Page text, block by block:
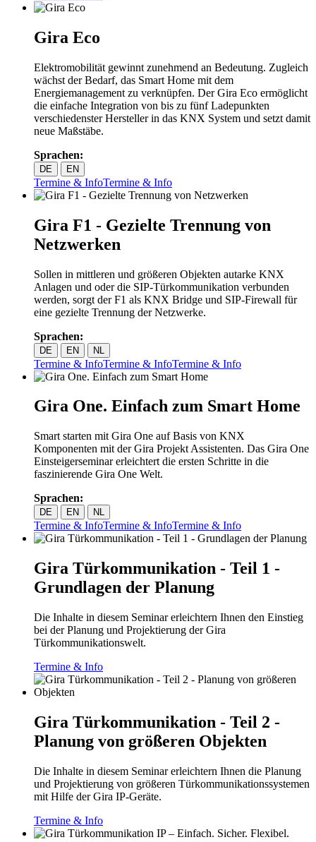
Gira Eco
Elektromobilität gewinnt zunehmend an Bedeutung. Zugleich
wächst der Bedarf, das Smart Home mit dem
Energiemanagement zu verknüpfen. Der Gira Eco ermöglicht
die einfache Integration von bis zu fünf Ladepunkten
verschiedenster Hersteller in das KNX System und setzt damit
neue Maßstäbe.
Sprachen:
DE EN
Termine & InfoTermine & Info
Gira F1 - Gezielte Trennung von
Netzwerken
Sollen in mittleren und größeren Objekten autarke KNX
Anlagen und oder die SIP-Türkommunikation verbunden
werden, sorgt der F1 als KNX Bridge und SIP-Firewall für
eine gezielte Trennung der Netzwerke.
Sprachen:
DE EN NL
Termine & InfoTermine & InfoTermine & Info
Gira One. Einfach zum Smart Home
Smart starten mit Gira One auf Basis von KNX
Komponenten mit der Gira Projekt Assistenten. Das Gira One
Einsteigerseminar erleichtert die ersten Schritte in die
faszinierende Gira One Welt.
Sprachen:
DE EN NL
Termine & InfoTermine & InfoTermine & Info
Gira Türkommunikation - Teil 1 -
Grundlagen der Planung
Die Inhalte in diesem Seminar erleichtern Ihnen den Einstieg
bei der Planung und Projektierung der Gira
Türkommunikationswelt.
Termine & Info
Gira Türkommunikation - Teil 2 -
Planung von größeren Objekten
Die Inhalte in diesem Seminar erleichtern Ihnen die Planung
und Projektierung von größeren Türkommunikationssystemen
mit Hilfe der Gira IP-Geräte.
Termine & Info